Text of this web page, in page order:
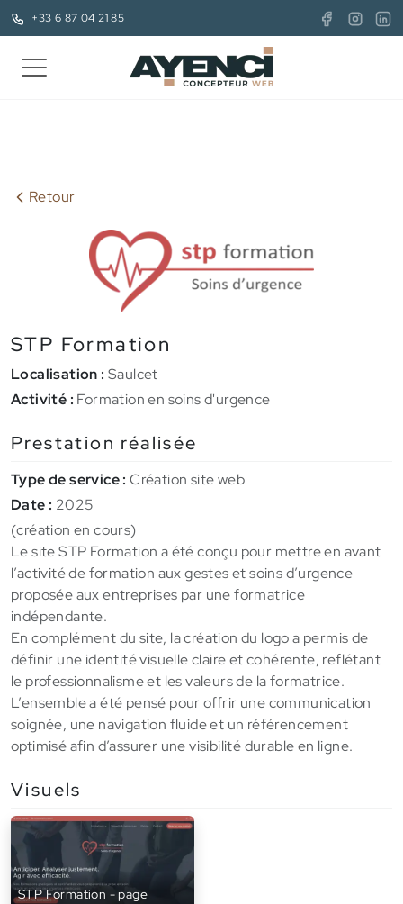
+33 6 87 04 21 85
Retour
STP Formation
Localisation : Saulcet
Activité : Formation en soins d'urgence
Prestation réalisée
Type de service :Création site web
Date : 2025
(création en cours)
Le site STP Formation a été conçu pour mettre en avant
l’activité de formation aux gestes et soins d’urgence
proposée aux entreprises par une formatrice
indépendante.
En complément du site, la création du logo a permis de
définir une identité visuelle claire et cohérente, reflétant
le professionnalisme et les valeurs de la formatrice.
L’ensemble a été pensé pour offrir une communication
soignée, une navigation fluide et un référencement
optimisé afin d’assurer une visibilité durable en ligne.
Visuels
STP Formation - page